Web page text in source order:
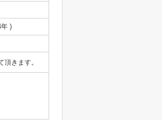
)
きます。